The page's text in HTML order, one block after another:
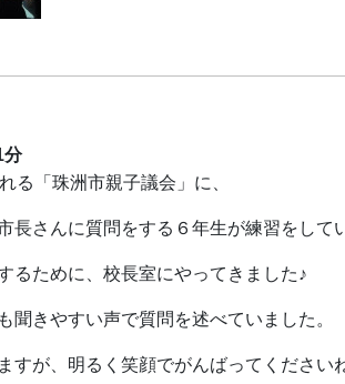
分
る「珠洲市親子議会」に、
長さんに質問をする６年生が練習をして
るために、校長室にやってきました♪
聞きやすい声で質問を述べていました。
すが、明るく笑顔でがんばってください